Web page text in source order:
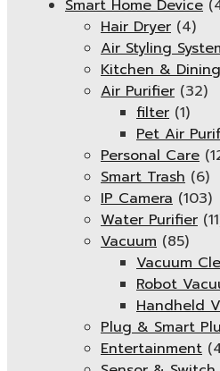
Smart Home Device
Hair Dryer (4)
Air Styling
Kitchen & Dining
Air Purifier (32)
filter (1)
Pet Air
Personal Care
Smart Trash (6)
IP Camera (103)
Water Purifier
Vacuum (85)
Vacuum
Robot
Handheld
Plug & Smart
Entertainment